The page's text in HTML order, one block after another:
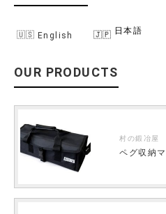
English
日本語
OUR PRODUCTS
村の鍛冶屋
ペグ収納